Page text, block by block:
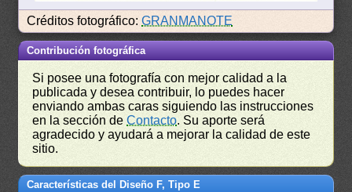
Créditos fotográfico:GRANMANOTE
Contribución fotográfica
Si posee una fotografía con mejor calidad a la
publicada y desea contribuir, lo puedes hacer
enviando ambas caras siguiendo las instrucciones
en la sección deContacto. Su aporte será
agradecido y ayudará a mejorar la calidad de este
sitio.
Características del Diseño F, Tipo E